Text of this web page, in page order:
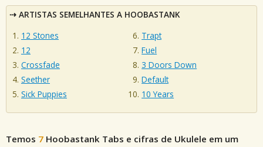
ARTISTAS SEMELHANTES A HOOBASTANK
12 Stones
12
Crossfade
Seether
Sick Puppies
Trapt
Fuel
3 Doors Down
Default
10 Years
Temos 7 Hoobastank Tabs e cifras de Ukulele em um